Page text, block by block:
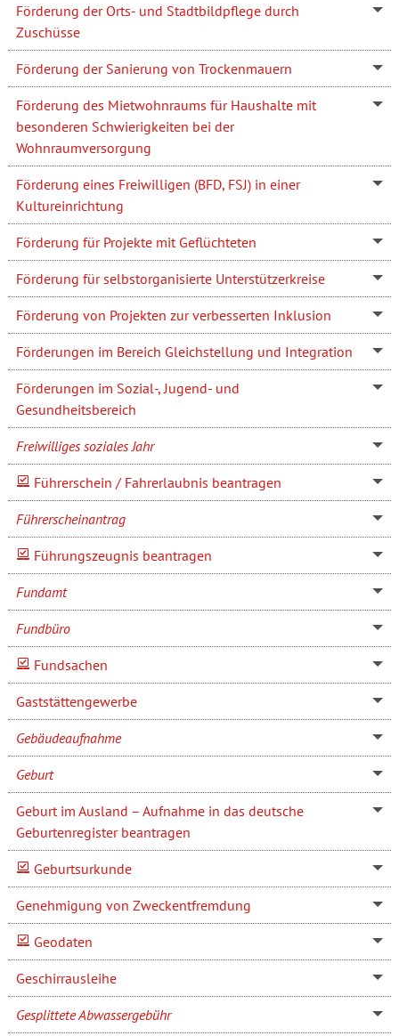
Förderung der Orts- und Stadtbildpflege durch
Zuschüsse
Förderung der Sanierung von Trockenmauern
Förderung des Mietwohnraums für Haushalte mit
besonderen Schwierigkeiten bei der
Wohnraumversorgung
Förderung eines Freiwilligen (BFD, FSJ) in einer
Kultureinrichtung
Förderung für Projekte mit Geflüchteten
Förderung für selbstorganisierte Unterstützerkreise
Förderung von Projekten zur verbesserten Inklusion
Förderungen im Bereich Gleichstellung und Integration
Förderungen im Sozial-, Jugend- und
Gesundheitsbereich
Freiwilliges soziales Jahr
Führerschein / Fahrerlaubnis beantragen
Führerscheinantrag
Führungszeugnis beantragen
Fundamt
Fundbüro
Fundsachen
Gaststättengewerbe
Gebäudeaufnahme
Geburt
Geburt im Ausland – Aufnahme in das deutsche
Geburtenregister beantragen
Geburtsurkunde
Genehmigung von Zweckentfremdung
Geodaten
Geschirrausleihe
Gesplittete Abwassergebühr